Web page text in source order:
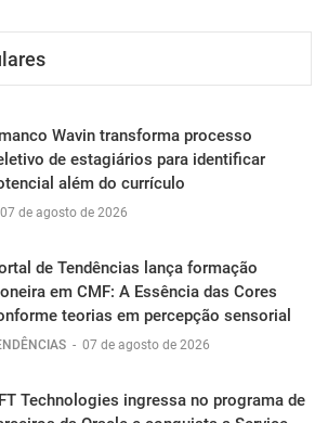
Wavin transforma processo
de estagiários para identificar
além do currículo
07 de agosto de 2026
de Tendências lança formação
em CMF: A Essência das Cores
teorias em percepção sensorial
- 07 de agosto de 2026
Technologies ingressa no programa de